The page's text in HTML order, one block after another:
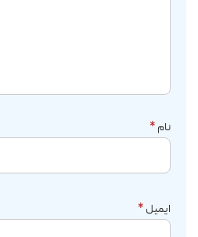
نام*
ایمیل*